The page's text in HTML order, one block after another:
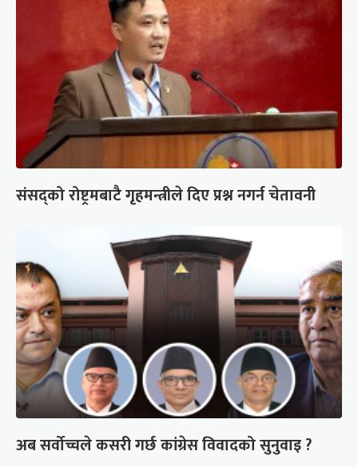
संसद्को रोष्ट्रमबाटै गृहमन्त्रीले दिए प्रश्न नगर्न चेतावनी
अब सर्वोच्चले कसरी गर्छ कांग्रेस विवादको सुनुवाइ ?